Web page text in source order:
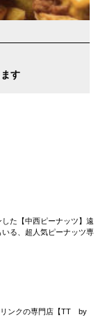
す
た【中西ピーナッツ】遠
いる、超人気ピーナッツ専
リンクの専門店【TT by